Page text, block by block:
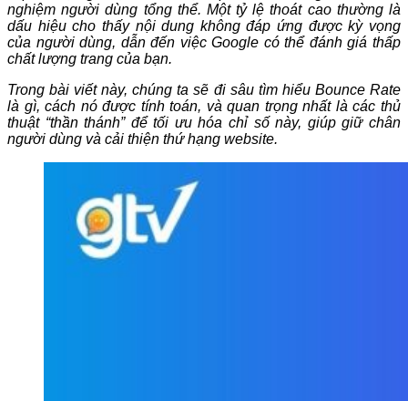
nghiệm người dùng tổng thể. Một tỷ lệ thoát cao thường là
dấu hiệu cho thấy nội dung không đáp ứng được kỳ vọng
của người dùng, dẫn đến việc Google có thể đánh giá thấp
chất lượng trang của bạn.
Trong bài viết này, chúng ta sẽ đi sâu tìm hiểu Bounce Rate
là gì, cách nó được tính toán, và quan trọng nhất là các thủ
thuật “thần thánh” để tối ưu hóa chỉ số này, giúp giữ chân
người dùng và cải thiện thứ hạng website.